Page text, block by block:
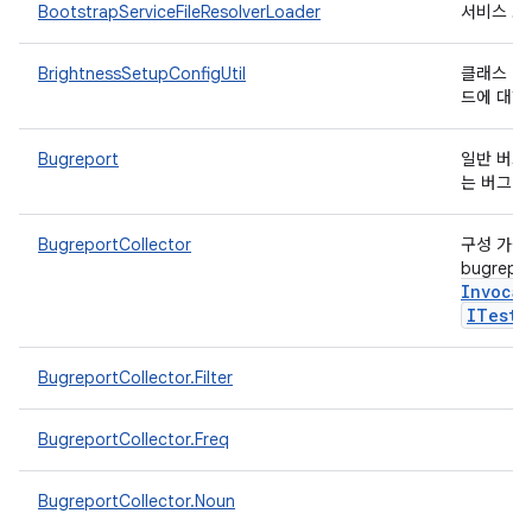
BootstrapServiceFileResolverLoader 서비스
BrightnessSetupConfigUtil
클래스
드에 대
Bugreport
일반 버
는 버그
BugreportCollector
구성 가
ITest
BugreportCollector.Filter
BugreportCollector.Freq
BugreportCollector.Noun